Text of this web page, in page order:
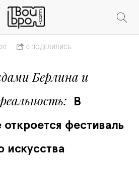
Берлина и
В
откроется фестиваль
искусства
0 ПОДЕЛИЛИСЬ